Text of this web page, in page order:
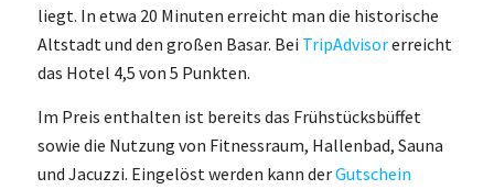
liegt. In etwa 20 Minuten erreicht man die historische
Altstadt und den großen Basar. Bei TripAdvisorerreicht
das Hotel 4,5 von 5 Punkten.
Im Preis enthalten ist bereits das Frühstücksbüffet
sowie die Nutzung von Fitnessraum, Hallenbad, Sauna
und Jacuzzi. Eingelöst werden kann derGutschein